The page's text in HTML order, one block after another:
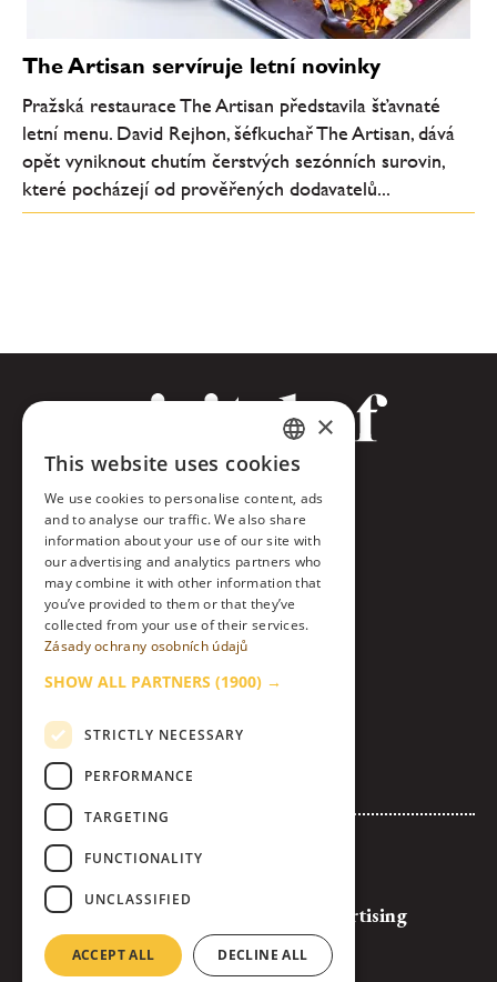
The Artisan servíruje letní novinky
Pražská restaurace The Artisan představila šťavnaté
letní menu. David Rejhon, šéfkuchař The Artisan, dává
opět vyniknout chutím čerstvých sezónních surovin,
které pocházejí od prověřených dodavatelů...
Facebook
Twitter
Instagram
LinkedIn
Contact
Personal Data Processing Policy
Cookies settings
Advertise with Us
Logos and Banners for Download
General Terms and Conditions of Advertising
Full Competition Rules
CZECH
ENGLISH
×
This website uses cookies
We use cookies to personalise content, ads
and to analyse our traffic. We also share
information about your use of our site with
our advertising and analytics partners who
may combine it with other information that
you’ve provided to them or that they’ve
collected from your use of their services.
Zásady ochrany osobních údajů
SHOW ALL PARTNERS (1900) →
STRICTLY NECESSARY
PERFORMANCE
TARGETING
FUNCTIONALITY
UNCLASSIFIED
ACCEPT ALL DECLINE ALL